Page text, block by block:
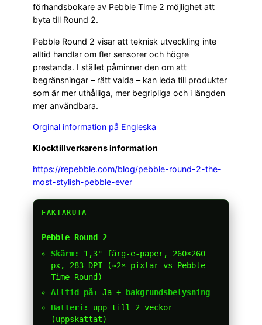
förhandsbokare av Pebble Time 2 möjlighet att
byta till Round 2.
Pebble Round 2 visar att teknisk utveckling inte
alltid handlar om fler sensorer och högre
prestanda. I stället påminner den om att
begränsningar – rätt valda – kan leda till produkter
som är mer uthålliga, mer begripliga och i längden
mer användbara.
Orginal information på Engleska
Klocktillverkarens information
https://repebble.com/blog/pebble-round-2-the-
most-stylish-pebble-ever
FAKTARUTA
Pebble Round 2
Skärm:
1,3" färg-e-paper, 260×260
px, 283 DPI (≈2× pixlar vs Pebble
Time Round)
Alltid på:
Ja +
bakgrundsbelysning
Batteri:
upp till 2 veckor
(uppskattat)